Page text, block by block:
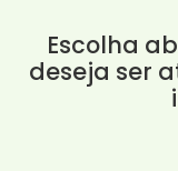
Escolha
deseja ser